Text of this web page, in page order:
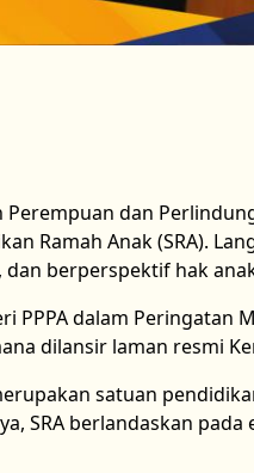
dan
Ramah Anak (SRA).
berperspektif hak
PPPA dalam Peringatan
dilansir laman resmi
satuan
SRA berlandaskan